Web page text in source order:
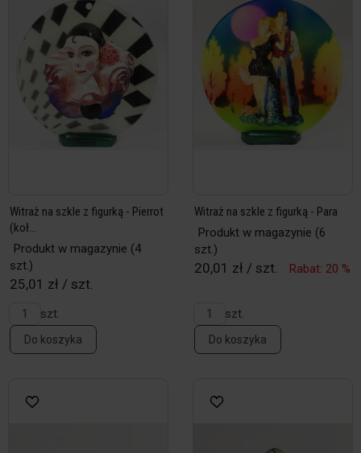
Witraż na szkle z figurką - Pierrot
(koł...
Produkt w magazynie (4
szt.)
25,01 zł / szt.
szt.
Do koszyka
Witraż na szkle z figurką - Para
Produkt w magazynie (6
szt.)
20,01 zł / szt. Rabat: 20 %
szt.
Do koszyka